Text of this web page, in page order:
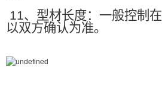
11、型材长度：一般控制在
以双方确认为准。